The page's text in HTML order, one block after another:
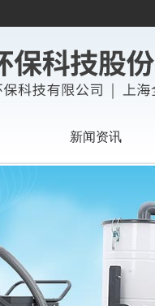
新闻资讯